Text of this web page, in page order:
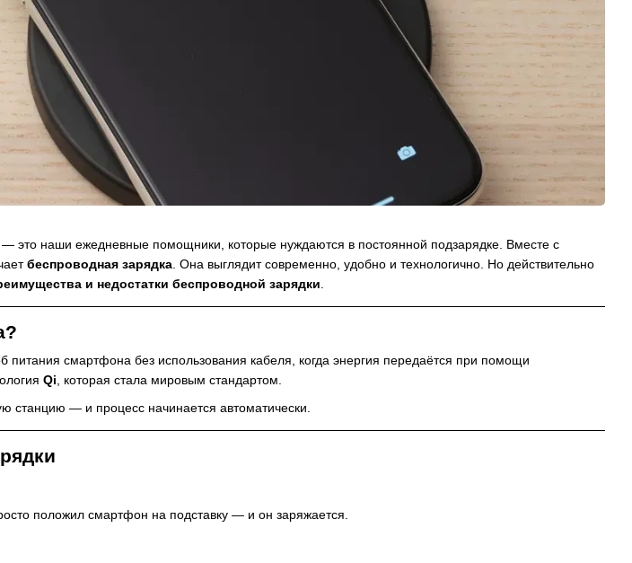
это наши ежедневные помощники, которые нуждаются в постоянной подзарядке. Вместе с
беспроводная зарядка. Она выглядит современно, удобно и технологично. Но действительно
и недостатки беспроводной зарядки.
смартфона без использования кабеля, когда энергия передаётся при помощи
Qi, которая стала мировым стандартом.
станцию — и процесс начинается автоматически.
положил смартфон на подставку — и он заряжается.